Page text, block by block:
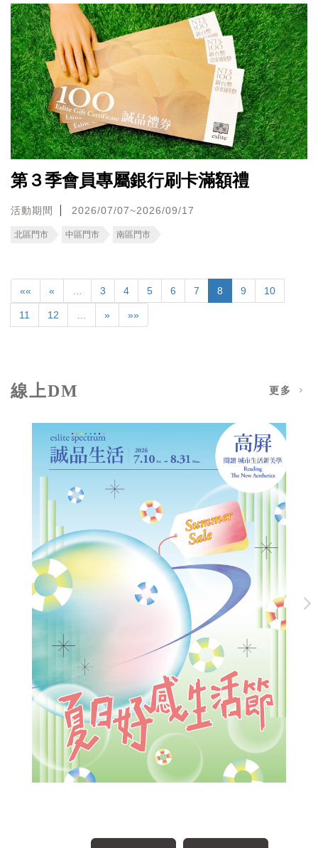
第３季會員專屬銀行刷卡滿額禮
活動期間 2026/07/07~2026/09/17
北區門市 中區門市 南區門市
«« « 3 4 5 6 7 8 9 10
11 12 » »»
線上DM 更多